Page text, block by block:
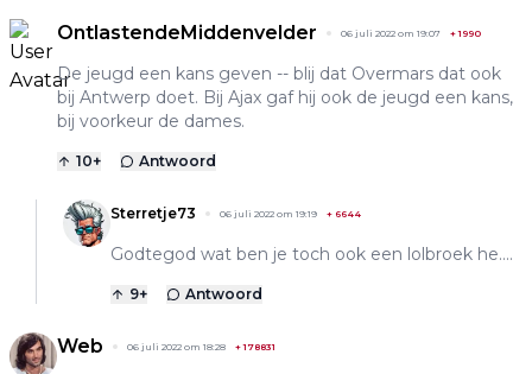
OntlastendeMiddenvelder 06 juli 2022 om 19:07 +1990
De jeugd een kans geven -- blij dat Overmars dat ook
bij Antwerp doet. Bij Ajax gaf hij ook de jeugd een kans,
bij voorkeur de dames.
10+ Antwoord
Sterretje73 06 juli 2022 om 19:19 + 6644
Godtegod wat ben je toch ook een lolbroek he....
9+ Antwoord
Web 06 juli 2022 om 18:28 +178831